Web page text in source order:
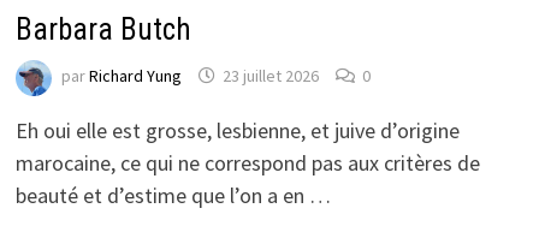
Barbara Butch
parRichard Yung 23 juillet 2026 0
Eh oui elle est grosse, lesbienne, et juive d’origine
marocaine, ce qui ne correspond pas aux critères de
beauté et d’estime que l’on a en …